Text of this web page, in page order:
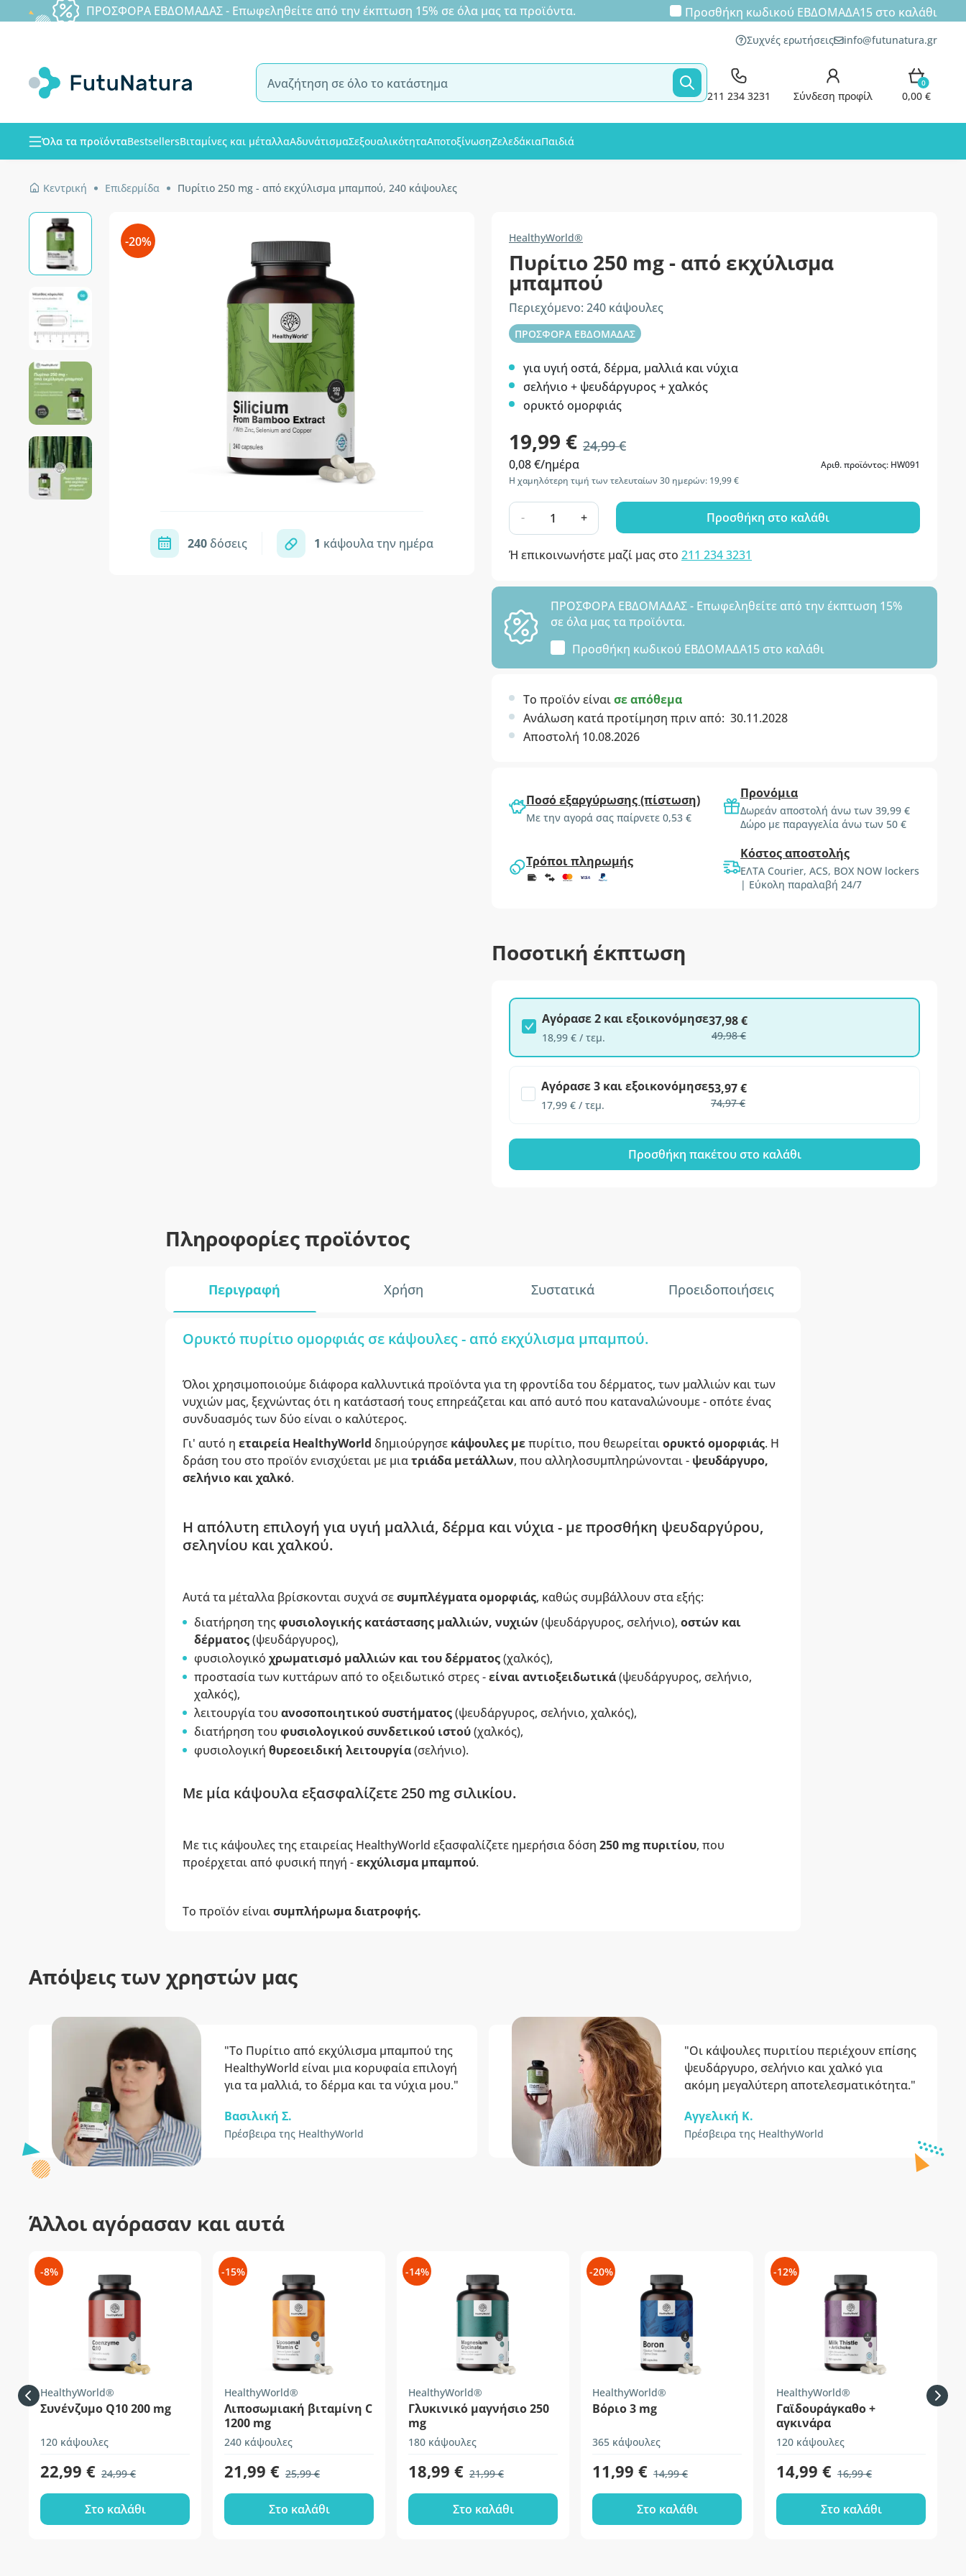
ΠΡΟΣΦΟΡΑ ΕΒΔΟΜΑΔΑΣ - Επωφεληθείτε από την έκπτωση 15% σε όλα μας τα προϊόντα. Προσθήκη κωδικού ΕΒΔΟΜΑΔΑ15στο καλάθι
Συχνές ερωτήσεις info@futunatura.gr
211 234 3231 Σύνδεση προφίλ
0
0,00 €
Όλα τα προϊόνταBestsellersΒιταμίνες και μέταλλαΑδυνάτισμαΣεξουαλικότηταΑποτοξίνωσηΖελεδάκιαΠαιδιά
Κεντρική Επιδερμίδα Πυρίτιο 250 mg - από εκχύλισμα μπαμπού, 240 κάψουλες
-20%
240 δόσεις 1 κάψουλα την ημέρα
HealthyWorld®
Πυρίτιο 250 mg - από εκχύλισμα
μπαμπού
Περιεχόμενο: 240 κάψουλες
ΠΡΟΣΦΟΡΑ ΕΒΔΟΜΑΔΑΣ
για υγιή οστά, δέρμα, μαλλιά και νύχια
σελήνιο + ψευδάργυρος + χαλκός
ορυκτό ομορφιάς
19,99 € 24,99 €
0,08 €/ημέρα
Αριθ. προϊόντος: HW091
Η χαμηλότερη τιμή των τελευταίων 30 ημερών: 19,99 €
- + Προσθήκη στο καλάθι
Ή επικοινωνήστε μαζί μας στο 211 234 3231
ΠΡΟΣΦΟΡΑ ΕΒΔΟΜΑΔΑΣ - Επωφεληθείτε από την έκπτωση 15%
σε όλα μας τα προϊόντα.
Προσθήκη κωδικού ΕΒΔΟΜΑΔΑ15 στο καλάθι
Το προϊόν είναισε απόθεμα
Ανάλωση κατά προτίμηση πριν από: 30.11.2028
Αποστολή 10.08.2026
Ποσό εξαργύρωσης (πίστωση)
Με την αγορά σας παίρνετε 0,53 €
Προνόμια
Δωρεάν αποστολή άνω των 39,99 €
Δώρο με παραγγελία άνω των 50 €
Τρόποι πληρωμής Κόστος αποστολής
ΕΛΤΑ Courier, ACS, BOX NOW lockers
| Εύκολη παραλαβή 24/7
Ποσοτική έκπτωση
Αγόρασε 2 και εξοικονόμησε
18,99 € / τεμ.
37,98 €
49,98 €
Αγόρασε 3 και εξοικονόμησε
17,99 € / τεμ.
53,97 €
74,97 €
Προσθήκη πακέτου στο καλάθι
Πληροφορίες προϊόντος
Περιγραφή Χρήση Συστατικά Προειδοποιήσεις
Ορυκτό πυρίτιο ομορφιάς σε κάψουλες - από εκχύλισμα μπαμπού.
Όλοι χρησιμοποιούμε διάφορα καλλυντικά προϊόντα για τη φροντίδα του δέρματος, των μαλλιών και των
νυχιών μας, ξεχνώντας ότι η κατάστασή τους επηρεάζεται και από αυτό που καταναλώνουμε - οπότε ένας
συνδυασμός των δύο είναι ο καλύτερος.
Γι' αυτό η εταιρεία HealthyWorld δημιούργησε κάψουλες μεπυρίτιο, που θεωρείταιορυκτό ομορφιάς. Η
δράση του στο προϊόν ενισχύεται με μιατριάδα μετάλλων, που αλληλοσυμπληρώνονται - ψευδάργυρο,
σελήνιο και χαλκό.
Η απόλυτη επιλογή για υγιή μαλλιά, δέρμα και νύχια - με προσθήκη ψευδαργύρου,
σεληνίου και χαλκού.
Αυτά τα μέταλλα βρίσκονται συχνά σεσυμπλέγματα ομορφιάς, καθώς συμβάλλουν στα εξής:
διατήρηση τηςφυσιολογικής κατάστασης μαλλιών, νυχιών (ψευδάργυρος, σελήνιο), οστών και
δέρματος(ψευδάργυρος),
φυσιολογικό χρωματισμό μαλλιών και του δέρματος(χαλκός),
προστασία των κυττάρων από το οξειδωτικό στρες -είναι αντιοξειδωτικά(ψευδάργυρος, σελήνιο,
χαλκός),
λειτουργία του ανοσοποιητικού συστήματος(ψευδάργυρος, σελήνιο, χαλκός),
διατήρηση του φυσιολογικού συνδετικού ιστού(χαλκός),
φυσιολογική θυρεοειδική λειτουργία(σελήνιο).
Με μία κάψουλα εξασφαλίζετε 250 mg σιλικίου.
Με τις κάψουλες της εταιρείας HealthyWorld εξασφαλίζετε ημερήσια δόση 250 mg πυριτίου, που
προέρχεται από φυσική πηγή -εκχύλισμα μπαμπού.
Το προϊόν είναισυμπλήρωμα διατροφής.
Απόψεις των χρηστών μας
"Το Πυρίτιο από εκχύλισμα μπαμπού της
HealthyWorld είναι μια κορυφαία επιλογή
για τα μαλλιά, το δέρμα και τα νύχια μου."
Βασιλική Σ.
Πρέσβειρα της HealthyWorld
"Οι κάψουλες πυριτίου περιέχουν επίσης
ψευδάργυρο, σελήνιο και χαλκό για
ακόμη μεγαλύτερη αποτελεσματικότητα."
Αγγελική Κ.
Πρέσβειρα της HealthyWorld
Άλλοι αγόρασαν και αυτά
-8%
HealthyWorld®
Συνένζυμο Q10 200 mg
120 κάψουλες
22,99 € 24,99 €
Στο καλάθι
-15%
HealthyWorld®
Λιποσωμιακή βιταμίνη C
1200 mg
240 κάψουλες
21,99 € 25,99 €
Στο καλάθι
-14%
HealthyWorld®
Γλυκινικό μαγνήσιο 250
mg
180 κάψουλες
18,99 € 21,99 €
Στο καλάθι
-20%
HealthyWorld®
Βόριο 3 mg
365 κάψουλες
11,99 € 14,99 €
Στο καλάθι
-12%
HealthyWorld®
Γαϊδουράγκαθο +
αγκινάρα
120 κάψουλες
14,99 € 16,99 €
Στο καλάθι